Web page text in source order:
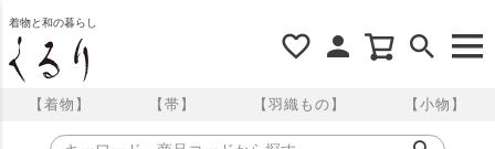
着物と和の暮らし
【着物】 【帯】 【羽織もの】 【小物】